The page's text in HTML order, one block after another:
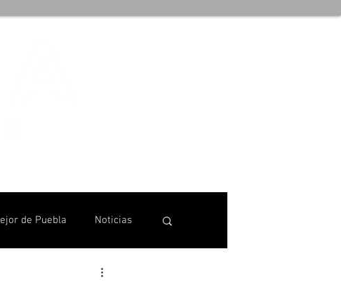
de Puebla Noticias